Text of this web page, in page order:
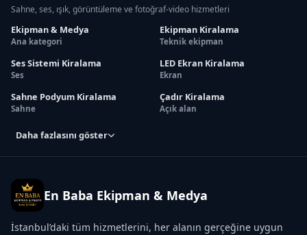
Sahne, ses, ışık, görüntüleme ve fotoğraf-video hizmetleri
Ekipman & Medya
Ana kategori
Ekipman Kiralama
Teknik ekipman
Ses Sistemi Kiralama
Ses
LED Ekran Kiralama
Ekran
Sahne Podyum Kiralama
Sahne
Çadır Kiralama
Açık alan
Daha fazlasını göster
En Baba Ekipman & Medya
İstanbul’daki tüm hizmetlerini, her alanın gerçeğine uygun